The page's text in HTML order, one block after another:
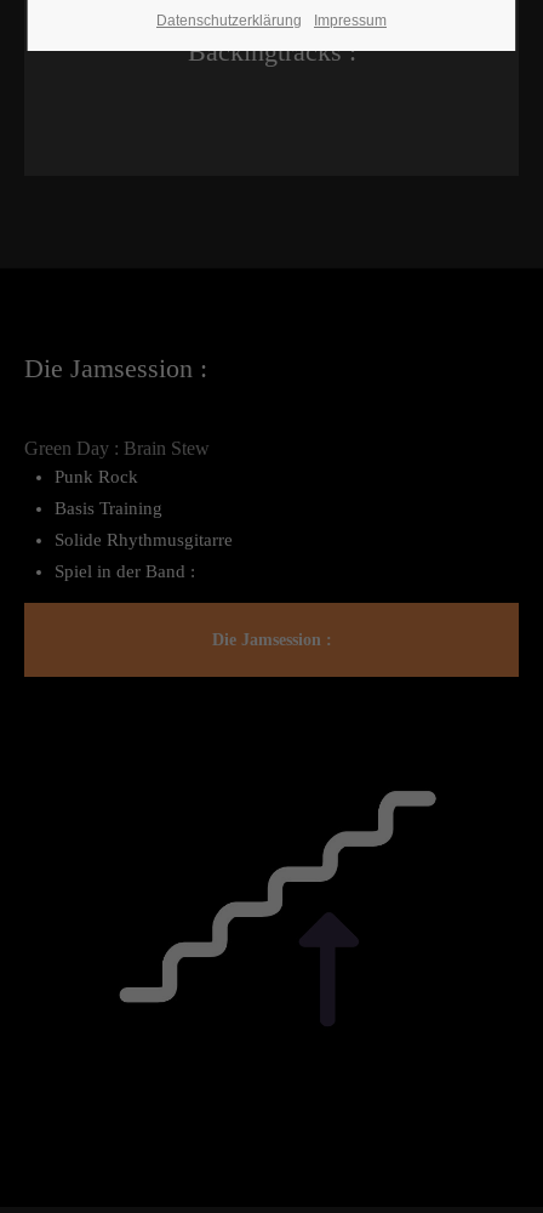
Backingtracks :
Die Jamsession :
Green Day : Brain Stew
Punk Rock
Basis Training
Solide Rhythmusgitarre
Spiel in der Band :
Die Jamsession :
Datenschutzerklärung Impressum